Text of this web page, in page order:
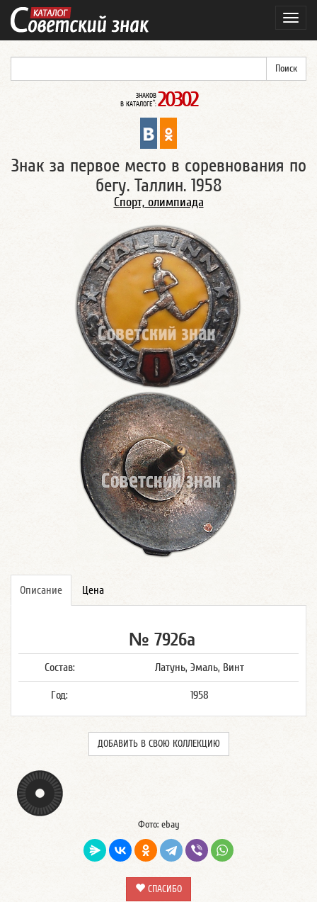
ЗНАКОВ
В КАТАЛОГЕ*: 20302
Знак за первое место в соревнования по
бегу. Таллин. 1958
Спорт, олимпиада
Описание Цена
№ 7926а
Состав: Латунь, Эмаль, Винт
Год: 1958
ДОБАВИТЬ В СВОЮ КОЛЛЕКЦИЮ
Фото: ebay
СПАСИБО